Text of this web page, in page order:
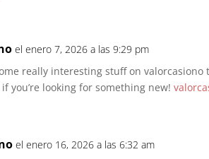
el enero 7, 2026 a las 9:29 pm
really interesting stuff on valorcasiono
you’re looking for something new!
el enero 16, 2026 a las 6:32 am